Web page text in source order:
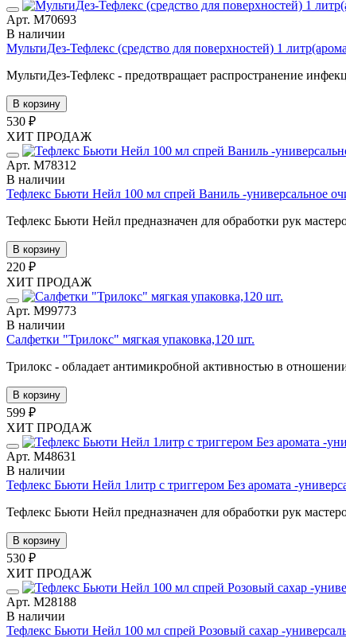
Арт. М70693
В наличии
МультиДез-Тефлекс (средство для поверхностей) 1
МультиДез-Тефлекс - предотвращает распространение
В корзину
530 ₽
ХИТ ПРОДАЖ
Арт. М78312
В наличии
Тефлекс Бьюти Нейл 100 мл спрей Ваниль -универсальное
Тефлекс Бьюти Нейл предназначен для обработки рук
В корзину
220 ₽
ХИТ ПРОДАЖ
Арт. М99773
В наличии
Cалфетки "Трилокс" мягкая упаковка,120 шт.
Трилокс - обладает антимикробной активностью в
В корзину
599 ₽
ХИТ ПРОДАЖ
Арт. М48631
В наличии
Тефлекс Бьюти Нейл 1литр с триггером Без аромата -
Тефлекс Бьюти Нейл предназначен для обработки рук
В корзину
530 ₽
ХИТ ПРОДАЖ
Арт. М28188
В наличии
Тефлекс Бьюти Нейл 100 мл спрей Розовый сахар -